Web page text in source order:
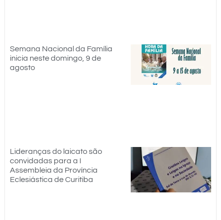
Semana Nacional da Família
inicia neste domingo, 9 de
agosto
Lideranças do laicato são
convidadas para a I
Assembleia da Província
Eclesiástica de Curitiba